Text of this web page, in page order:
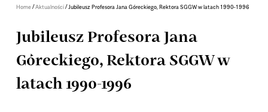
Home/Aktualności/Jubileusz Profesora Jana Góreckiego, Rektora SGGW w latach 1990-1996
Jubileusz Profesora Jana
Góreckiego, Rektora SGGW w
latach 1990-1996